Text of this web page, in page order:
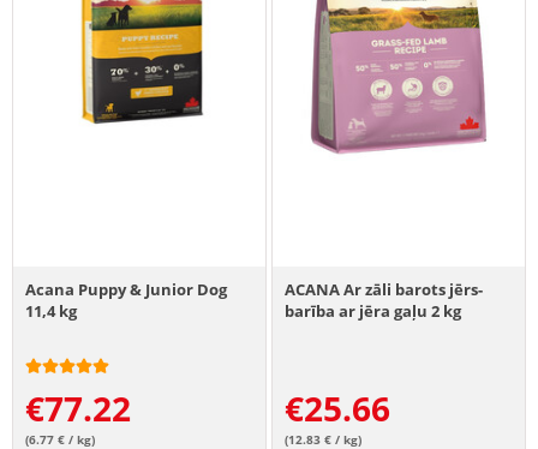
Acana Puppy & Junior Dog
11,4 kg
€77.22
(6.77 € / kg)
ACANA Ar zāli barots jērs-
barība ar jēra gaļu 2 kg
€25.66
(12.83 € / kg)